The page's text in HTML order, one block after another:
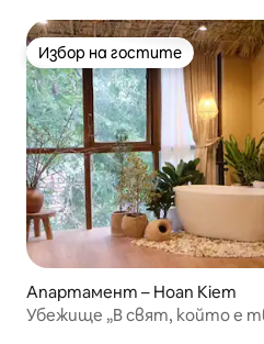
Избор на гостите
Избор на гостите
Апартамент – Hoan Kiem
Убежище „В свят, който е